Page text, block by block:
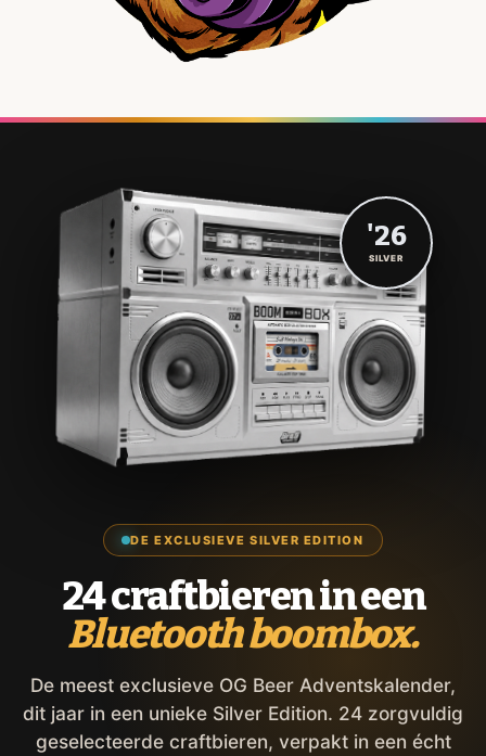
DE EXCLUSIEVE SILVER EDITION
24 craftbieren in een
Bluetooth boombox.
De meest exclusieve OG Beer Adventskalender,
dit jaar in een unieke Silver Edition. 24 zorgvuldig
geselecteerde craftbieren, verpakt in een écht
'26
SILVER